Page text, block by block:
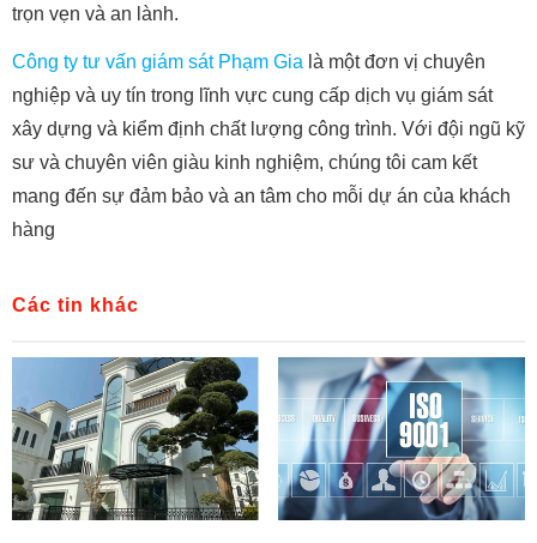
trọn vẹn và an lành.
Công ty tư vấn giám sát Phạm Gia là một đơn vị chuyên
nghiệp và uy tín trong lĩnh vực cung cấp dịch vụ giám sát
xây dựng và kiểm định chất lượng công trình. Với đội ngũ kỹ
sư và chuyên viên giàu kinh nghiệm, chúng tôi cam kết
mang đến sự đảm bảo và an tâm cho mỗi dự án của khách
hàng
Các tin khác